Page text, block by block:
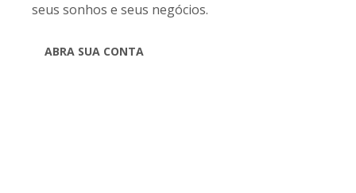
seus sonhos e seus negócios.
ABRA SUA CONTA